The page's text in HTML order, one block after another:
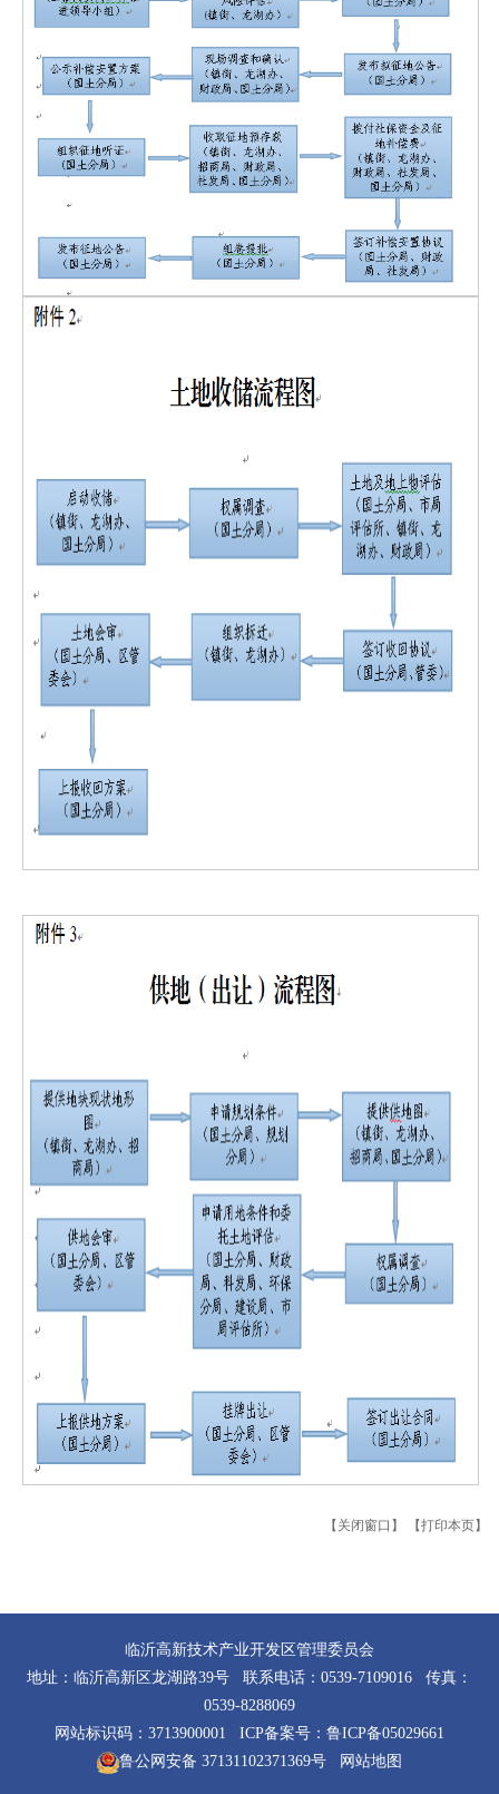
【关闭窗口】 【打印本页】
临沂高新技术产业开发区管理委员会
地址：临沂高新区龙湖路39号 联系电话：0539-7109016 传真：
0539-8288069
网站标识码：3713900001 ICP备案号： 鲁ICP备05029661
鲁公网安备 37131102371369号
网站地图